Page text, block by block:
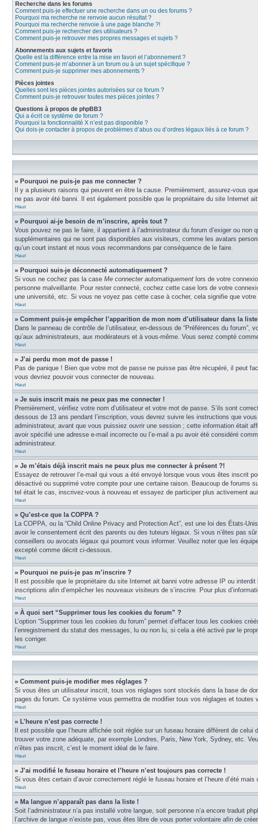
Recherche dans les forums
Comment puis-je effectuer une recherche dans un ou des forums ?
Pourquoi ma recherche ne renvoie aucun résultat ?
Pourquoi ma recherche renvoie à une page blanche ?!
Comment puis-je rechercher des utilisateurs ?
Comment puis-je retrouver mes propres messages et sujets ?
Abonnements aux sujets et favoris
Quelle est la différence entre la mise en favori et l’abonnement ?
Comment puis-je m’abonner à un forum ou à un sujet spécifique ?
Comment puis-je supprimer mes abonnements ?
Pièces jointes
Quelles sont les pièces jointes autorisées sur ce forum ?
Comment puis-je retrouver toutes mes pièces jointes ?
Questions à propos de phpBB3
Qui a écrit ce système de forum ?
Pourquoi la fonctionnalité X n’est pas disponible ?
Qui dois-je contacter à propos de problèmes d’abus ou d’ordres légaux liés à ce forum ?
» Pourquoi ne puis-je pas me connecter ?
Il y a plusieurs raisons qui peuvent en être la cause. Premièrement, assurez-vous
ne pas avoir été banni. Il est également possible que le propriétaire du site Internet
Haut
» Pourquoi ai-je besoin de m’inscrire, après tout ?
Vous pouvez ne pas le faire, il appartient à l’administrateur du forum d’exiger ou
supplémentaires qui ne sont pas disponibles aux visiteurs, comme les avatars
qu’un court instant et nous vous recommandons par conséquence de le faire.
Haut
» Pourquoi suis-je déconnecté automatiquement ?
Si vous ne cochez pas la case Me connecter automatiquement lors de votre
personne malveillante. Pour rester connecté, cochez cette case lors de votre
une université, etc. Si vous ne voyez pas cette case à cocher, cela signifie que
Haut
» Comment puis-je empêcher l’apparition de mon nom d’utilisateur dans la
Dans le panneau de contrôle de l’utilisateur, en-dessous de “Préférences du forum”,
qu’aux administrateurs, aux modérateurs et à vous-même. Vous serez compté
Haut
» J’ai perdu mon mot de passe !
Pas de panique ! Bien que votre mot de passe ne puisse pas être récupéré, il peut
vous devriez pouvoir vous connecter de nouveau.
Haut
» Je suis inscrit mais ne peux pas me connecter !
Premièrement, vérifiez votre nom d’utilisateur et votre mot de passe. S’ils sont
dessous de 13 ans pendant l’inscription, vous devrez suivre les instructions que
administrateur, avant que vous puissiez ouvrir une session ; cette information était
avoir spécifié une adresse e-mail incorrecte ou l’e-mail a pu avoir été considéré
administrateur.
Haut
» Je m’étais déjà inscrit mais ne peux plus me connecter à présent ?!
Essayez de retrouver l’e-mail qui vous a été envoyé lorsque vous vous êtes inscrit
désactivé ou supprimé votre compte pour une certaine raison. Beaucoup de forums
tel était le cas, inscrivez-vous à nouveau et essayez de participer plus activement
Haut
» Qu’est-ce que la COPPA ?
La COPPA, ou la “Child Online Privacy and Protection Act”, est une loi des États-
avoir le consentement écrit des parents ou des tuteurs légaux. Si vous n’êtes pas
conseillers ou avocats légaux qui pourront vous informer. Veuillez noter que les
excepté comme décrit ci-dessous.
Haut
» Pourquoi ne puis-je pas m’inscrire ?
Il est possible que le propriétaire du site Internet ait banni votre adresse IP ou
inscriptions afin d’empêcher les nouveaux visiteurs de s’inscrire. Pour plus
Haut
» À quoi sert “Supprimer tous les cookies du forum” ?
L’option “Supprimer tous les cookies du forum” permet d’effacer tous les cookies
l’enregistrement du statut des messages, lu ou non lu, si cela a été activé par le
les corriger.
Haut
» Comment puis-je modifier mes réglages ?
Si vous êtes un utilisateur inscrit, tous vos réglages sont stockés dans la base de
pages du forum. Ce système vous permettra de modifier tous vos réglages et toutes
Haut
» L’heure n’est pas correcte !
Il est possible que l’heure affichée soit réglée sur un fuseau horaire différent de
trouver votre zone adéquate, par exemple Londres, Paris, New York, Sydney, etc.
n’êtes pas inscrit, c’est le moment idéal de le faire.
Haut
» J’ai modifié le fuseau horaire et l’heure n’est toujours pas correcte !
Si vous êtes certain d’avoir correctement réglé le fuseau horaire et l’heure d’été
Haut
» Ma langue n’apparaît pas dans la liste !
Soit l’administrateur n’a pas installé votre langue, soit personne n’a encore traduit
l’archive de langue n’existe pas, vous êtes libre de vous porter volontaire afin de